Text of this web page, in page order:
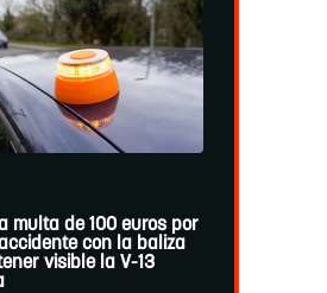
multa de 100 euros por
con la baliza
visible la V-13